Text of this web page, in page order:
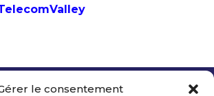
le consentement